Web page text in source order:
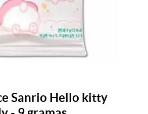
Sanrio Hello kitty